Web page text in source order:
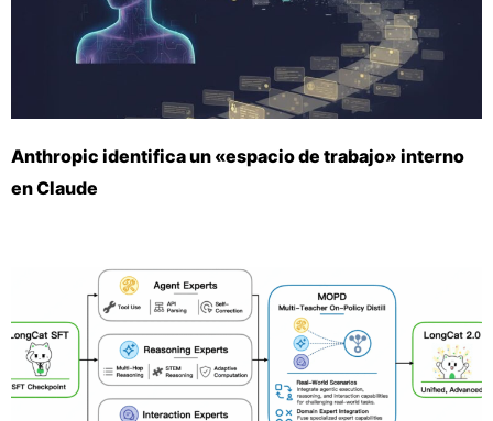
Anthropic identifica un «espacio de trabajo» interno
en Claude